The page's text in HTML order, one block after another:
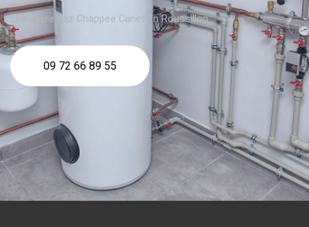
chaudière gaz Chappee Canet en Roussillon
09 72 66 89 55